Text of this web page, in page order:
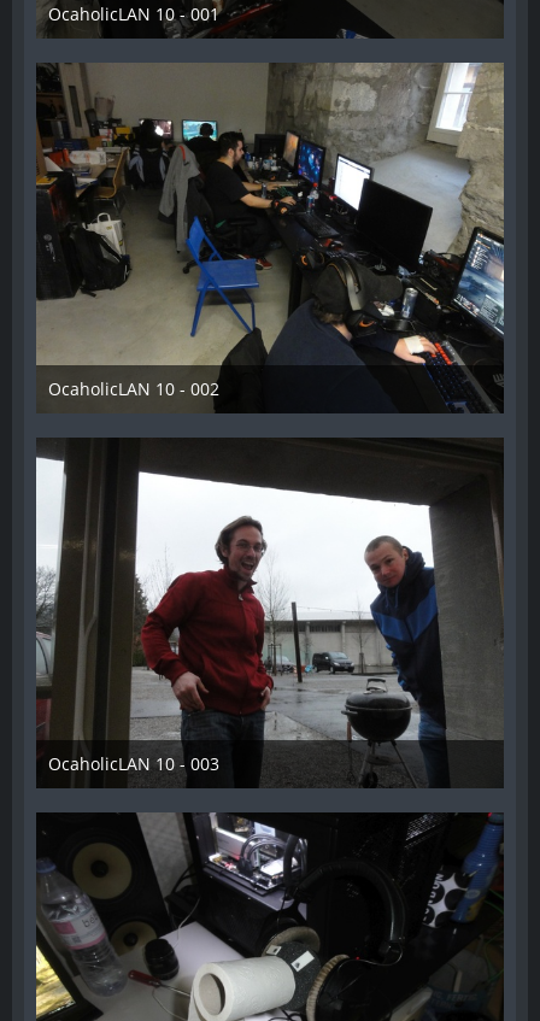
OcaholicLAN 10 - 001
11. Mai 2018
OcaholicLAN 10 - 002
11. Mai 2018
OcaholicLAN 10 - 003
11. Mai 2018